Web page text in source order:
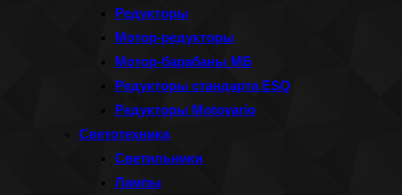
Редукторы
Мотор-редукторы
Мотор-барабаны МБ
Редукторы стандарта ESQ
Редукторы Motovario
Светотехника
Светильники
Лампы